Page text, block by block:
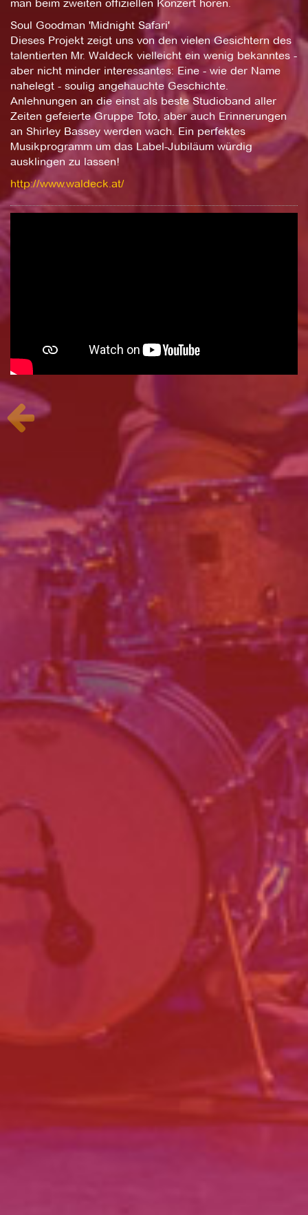
man beim zweiten offiziellen Konzert hören.
Soul Goodman 'Midnight Safari'
Dieses Projekt zeigt uns von den vielen Gesichtern des
talentierten Mr. Waldeck vielleicht ein wenig bekanntes -
aber nicht minder interessantes: Eine - wie der Name
nahelegt - soulig angehauchte Geschichte.
Anlehnungen an die einst als beste Studioband aller
Zeiten gefeierte Gruppe Toto, aber auch Erinnerungen
an Shirley Bassey werden wach. Ein perfektes
Musikprogramm um das Label-Jubiläum würdig
ausklingen zu lassen!
http://www.waldeck.at/